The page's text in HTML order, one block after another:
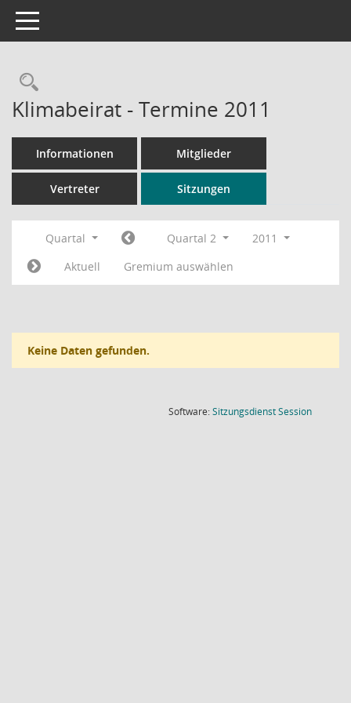
Toggle navigation
Rechercheauswahl
Klimabeirat - Termine 2011
Informationen Mitglieder
Vertreter Sitzungen
Quartal Quartal 2
2011
Aktuell
Gremium auswählen
Keine Daten gefunden.
Software:SitzungsdienstSession(Wird in